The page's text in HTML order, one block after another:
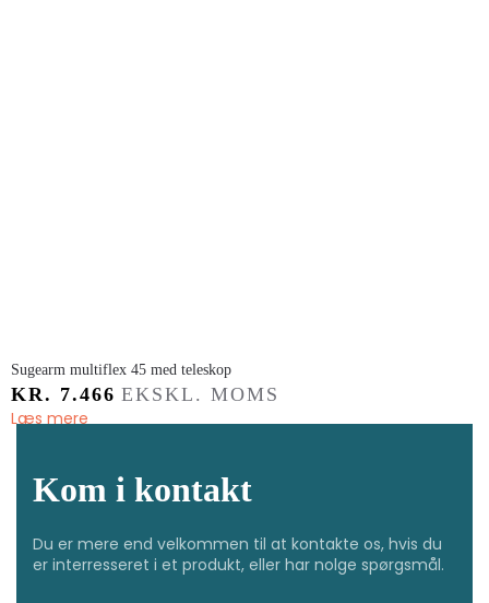
Sugearm multiflex 45 med teleskop
KR. 7.466 EKSKL. MOMS
Læs mere
Kom i kontakt
Du er mere end velkommen til at kontakte os, hvis du
er interresseret i et produkt, eller har nolge spørgsmål.